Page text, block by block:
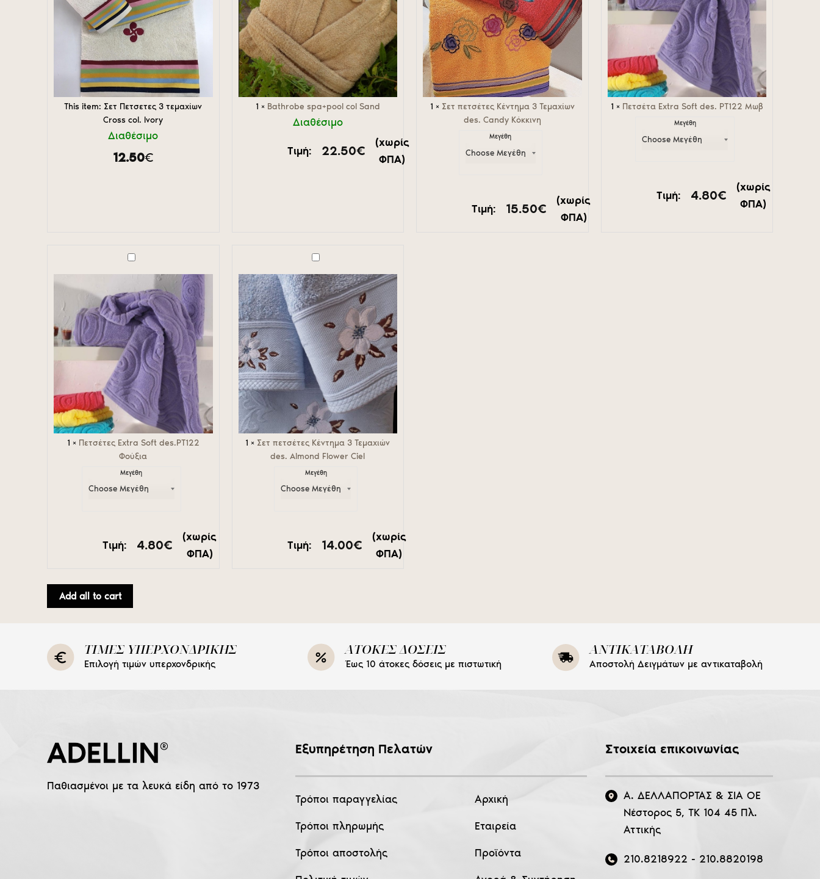
This item: Σετ Πετσετες 3 τεμαχίων
Cross col. Ivory
Διαθέσιμο
12.50€
1 × Bathrobe spa+pool col Sand
Διαθέσιμο
Τιμή: 22.50€
(χωρίς
ΦΠΑ)
Κόκκινη
1 × Σετ πετσέτες Κέντημα 3 Τεμαχίων
des. Candy Κόκκινη
Μεγέθη
Τιμή: 15.50€
(χωρίς
ΦΠΑ)
1 × Πετσέτα Extra Soft des. PT122 Μωβ
Μεγέθη
Τιμή: 4.80€
(χωρίς
ΦΠΑ)
Soft
des.PT122
Φούξια
1 × Πετσέτες Extra Soft des.PT122
Φούξια
Μεγέθη
Τιμή: 4.80€
(χωρίς
ΦΠΑ)
Κέντημα
3
Τεμαχιών
des.
Almond
Flower
Ciel
1 × Σετ πετσέτες Κέντημα 3 Τεμαχιών
des. Almond Flower Ciel
Μεγέθη
Τιμή: 14.00€
(χωρίς
ΦΠΑ)
Add all to cart
ΤΙΜΕΣ ΥΠΕΡΧΟΝΔΡΙΚΗΣ
Επιλογή τιμών υπερχονδρικής
ΑΤΟΚΕΣ ΔΟΣΕΙΣ
Έως 10 άτοκες δόσεις με πιστωτική
ΑΝΤΙΚΑΤΑΒΟΛΗ
Αποστολή Δειγμάτων με αντικαταβολή
Παθιασμένοι με τα λευκά είδη από το 1973
Εξυπηρέτηση Πελατών
Τρόποι παραγγελίας
Τρόποι πληρωμής
Τρόποι αποστολής
Αρχική
Εταιρεία
Προϊόντα
Στοιχεία επικοινωνίας
Α. ΔΕΛΛΑΠΟΡΤΑΣ & ΣΙΑ ΟΕ
Νέστορος 5, ΤΚ 104 45 Πλ.
Αττικής
210.8218922 - 210.8820198